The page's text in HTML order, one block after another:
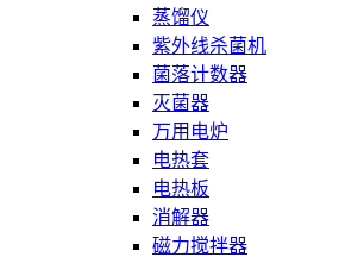
蒸馏仪
紫外线杀菌机
菌落计数器
灭菌器
万用电炉
电热套
电热板
消解器
磁力搅拌器